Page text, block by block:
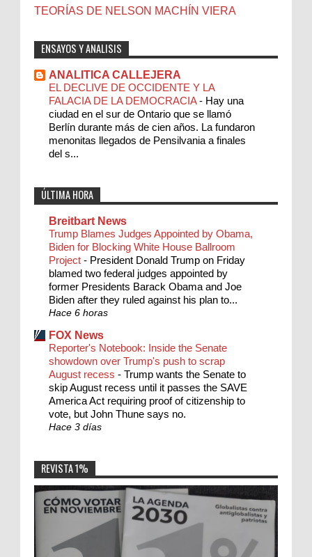
TEORÍAS DE NELSON MACHÍN VIERA
ENSAYOS Y ANALISIS
ANALITICA CALLEJERA
EL DECLIVE DE OCCIDENTE Y LA
FALACIA DE LA DEMOCRACIA- Hay una
ciudad en el sur de Ontario que se llamó
Berlín durante más de cien años. La fundaron
menonitas llegados de Pensilvania a finales
del s...
ÚLTIMA HORA
Breitbart News
Trump Blames Judges Appointed by Obama,
Biden for Blocking White House Ballroom
Project - President Donald Trump on Friday
blamed two federal judges appointed by
former Presidents Barack Obama and Joe
Biden after they ruled against his plan to...
Hace 6 horas
FOX News
Reporter's Notebook: Inside the Senate
showdown over Trump's push to scrap
August recess - Trump wants the Senate to
skip August recess until it passes the SAVE
America Act requiring proof of citizenship to
vote, but John Thune says no.
Hace 3 días
REVISTA 1%